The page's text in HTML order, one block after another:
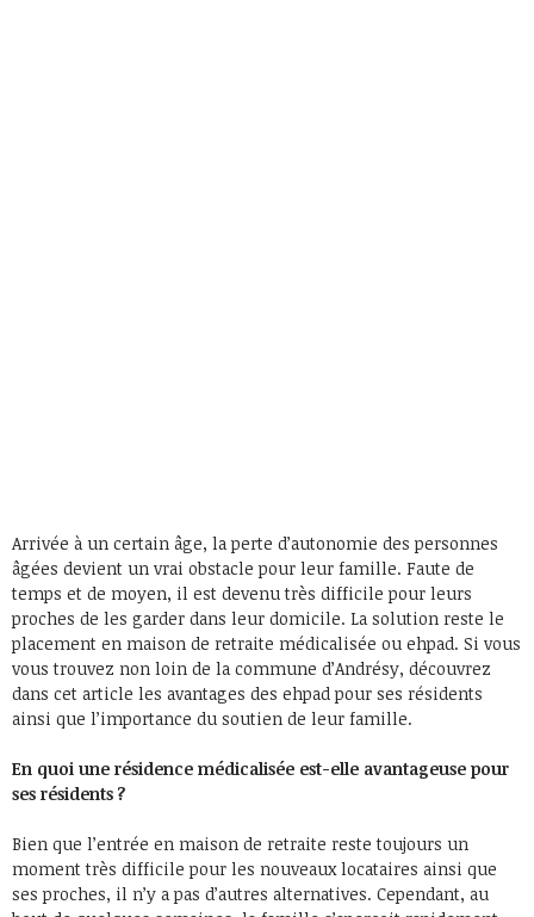
Arrivée à un certain âge, la perte d’autonomie des personnes
âgées devient un vrai obstacle pour leur famille. Faute de
temps et de moyen, il est devenu très difficile pour leurs
proches de les garder dans leur domicile. La solution reste le
placement en maison de retraite médicalisée ou ehpad. Si vous
vous trouvez non loin de la commune d’Andrésy, découvrez
dans cet article les avantages des ehpad pour ses résidents
ainsi que l’importance du soutien de leur famille.
En quoi une résidence médicalisée est-elle avantageuse pour
ses résidents ?
Bien que l’entrée en maison de retraite reste toujours un
moment très difficile pour les nouveaux locataires ainsi que
ses proches, il n’y a pas d’autres alternatives. Cependant, au